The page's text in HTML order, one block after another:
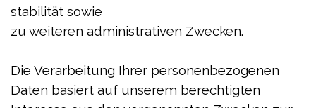
stabilität sowie
zu weiteren administrativen Zwecken.
Die Verarbeitung Ihrer personenbezogenen
Daten basiert auf unserem berechtigten